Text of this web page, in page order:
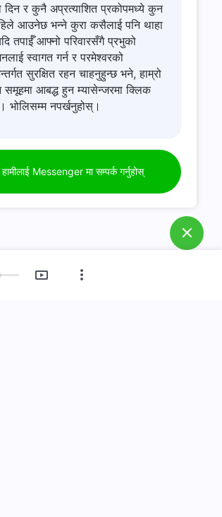
दिन र कुनै अप्रत्याशित प्रकोपमध्ये कुन
आउनेछ भन्ने कुरा कसैलाई पनि थाहा
तपाईँ आफ्नो परिवारसँगै प्रभुको
स्वागत गर्न र परमेश्‍वरको
सुरक्षित रहन चाहनुहुन्छ भने, हाम्रो
आबद्ध हुन म्यासेन्जरमा क्लिक
भोलिसम्म नपर्खनुहोस्।
हामीलाई Messenger मा सम्पर्क गर्नुहोस्